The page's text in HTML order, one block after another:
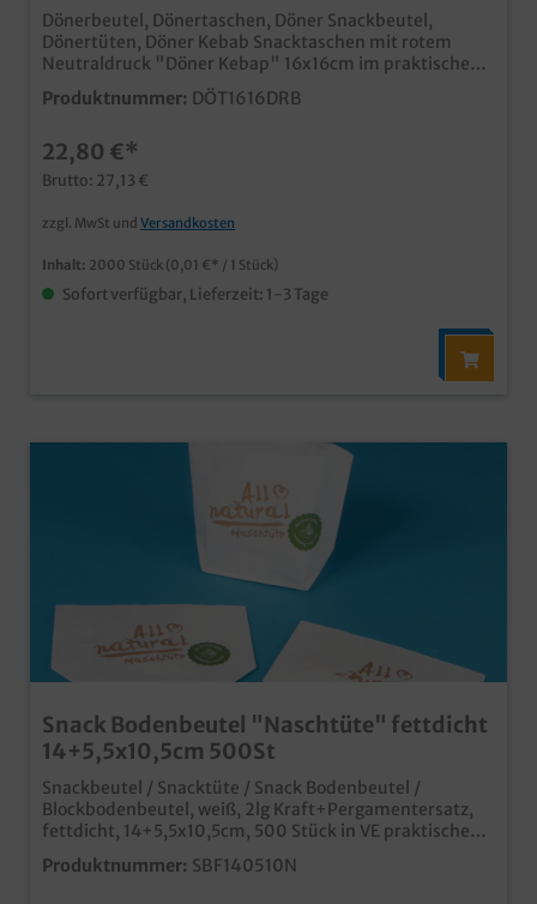
Dönerbeutel, Dönertaschen, Döner Snackbeutel,
Dönertüten, Döner Kebab Snacktaschen mit rotem
Neutraldruck "Döner Kebap" 16x16cm im praktischen,
2.000 Stück im Karton umweltfreundliches Kraftpapier
braun mit dem typischen Neutraldruck ideal für den
bedruckbar
Produktnummer: DÖT1616DRB
22,80 €*
Brutto: 27,13 €
zzgl. MwSt und Versandkosten
Inhalt: 2000 Stück (0,01 €* / 1 Stück)
Sofort verfügbar, Lieferzeit: 1-3 Tage
Snack Bodenbeutel "Naschtüte" fettdicht
14+5,5x10,5cm 500St
Snackbeutel / Snacktüte / Snack Bodenbeutel /
Blockbodenbeutel, weiß, 2lg Kraft+Pergamentersatz,
fettdicht, 14+5,5x10,5cm, 500 Stück in VE praktische
kleine Snacktüte mit Standboden stabil und fettdicht
durch 2-lagige Fertigung aus 100% Papiermaterial,
Produktnummer: SBF140510N